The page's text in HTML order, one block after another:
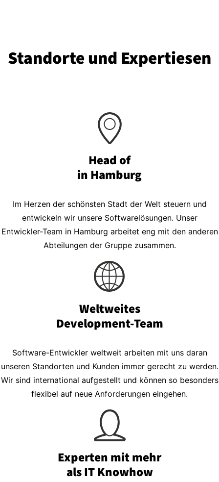
Standorte und Expertiesen
Head of
in Hamburg
Im Herzen der schönsten Stadt der Welt steuern und
entwickeln wir unsere Softwarelösungen. Unser
Entwickler-Team in Hamburg arbeitet eng mit den anderen
Abteilungen der Gruppe zusammen.
Weltweites
Development-Team
Software-Entwickler weltweit arbeiten mit uns daran
unseren Standorten und Kunden immer gerecht zu werden.
Wir sind international aufgestellt und können so besonders
flexibel auf neue Anforderungen eingehen.
Experten mit mehr
als IT Knowhow